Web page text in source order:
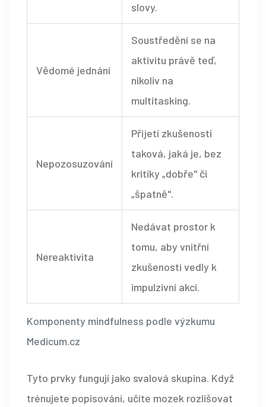
Komponenty mindfulness podle výzkumu
Medicum.cz
slovy.
Vědomé jednání
Soustředění se na
aktivitu právě teď,
nikoliv na
multitasking.
Nepozosuzování
Přijetí zkušenosti
taková, jaká je, bez
kritiky „dobře" či
„špatně".
Nereaktivita
Nedávat prostor k
tomu, aby vnitřní
zkušenosti vedly k
impulzivní akci.
Tyto prvky fungují jako svalová skupina. Když
trénujete popisování, učíte mozek rozlišovat